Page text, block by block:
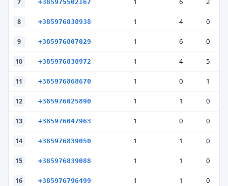
7 +385975502167
8 +385976838938 1 4 0
9 +385976807029 1 6 0
10 +385976838972 1 4 5
11 +385976868670 1 0 1
12 +385976025890 1 1 0
13 +385976047963 1 0 0
14 +385976839050 1 1 0
15 +385976839088 1 1 0
16 +385976796499 1 1 0